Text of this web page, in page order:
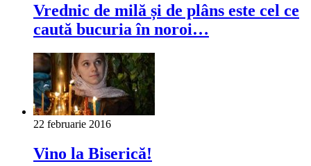
Vrednic de milă și de plâns este cel ce
caută bucuria în noroi…
22 februarie 2016
Vino la Biserică!